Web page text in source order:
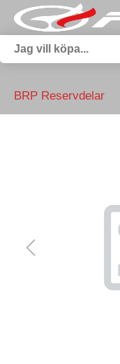
BRP Reservdelar